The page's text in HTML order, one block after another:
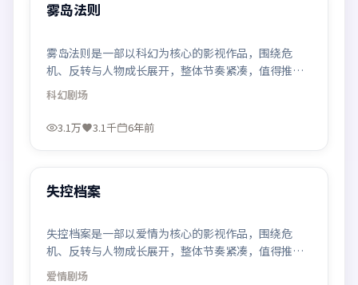
最新
雾岛法则
雾岛法则是一部以科幻为核心的影视作品，围绕危
机、反转与人物成长展开，整体节奏紧凑，值得推荐
观看。
科幻剧场
3.1万 3.1千 6年前
最新
失控档案
失控档案是一部以爱情为核心的影视作品，围绕危
机、反转与人物成长展开，整体节奏紧凑，值得推荐
观看。
爱情剧场